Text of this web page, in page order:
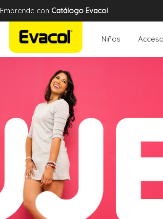
Emprende con Catálogo Evacol
Niños